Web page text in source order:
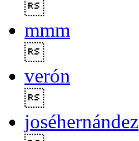
mmm
verón
joséhernández